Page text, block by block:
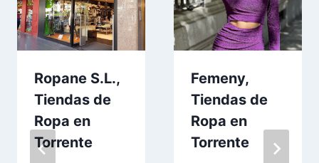
Ropane S.L.,
Tiendas de
Ropa en
Torrente
Femeny,
Tiendas de
Ropa en
Torrente